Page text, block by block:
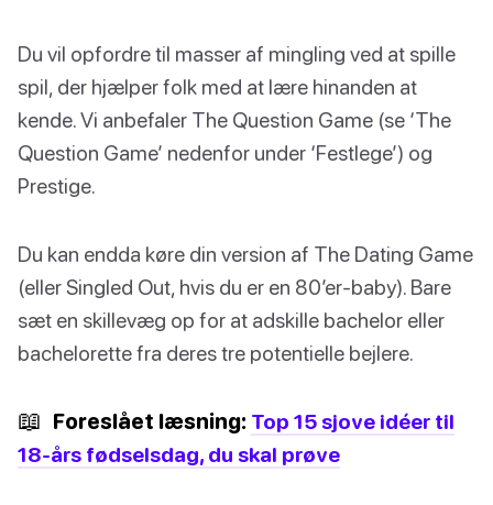
Du vil opfordre til masser af mingling ved at spille
spil, der hjælper folk med at lære hinanden at
kende. Vi anbefaler The Question Game (se ‘The
Question Game’ nedenfor under ‘Festlege’) og
Prestige.
Du kan endda køre din version af The Dating Game
(eller Singled Out, hvis du er en 80’er-baby). Bare
sæt en skillevæg op for at adskille bachelor eller
bachelorette fra deres tre potentielle bejlere.
📖 Foreslået læsning: Top 15 sjove idéer til
18-års fødselsdag, du skal prøve